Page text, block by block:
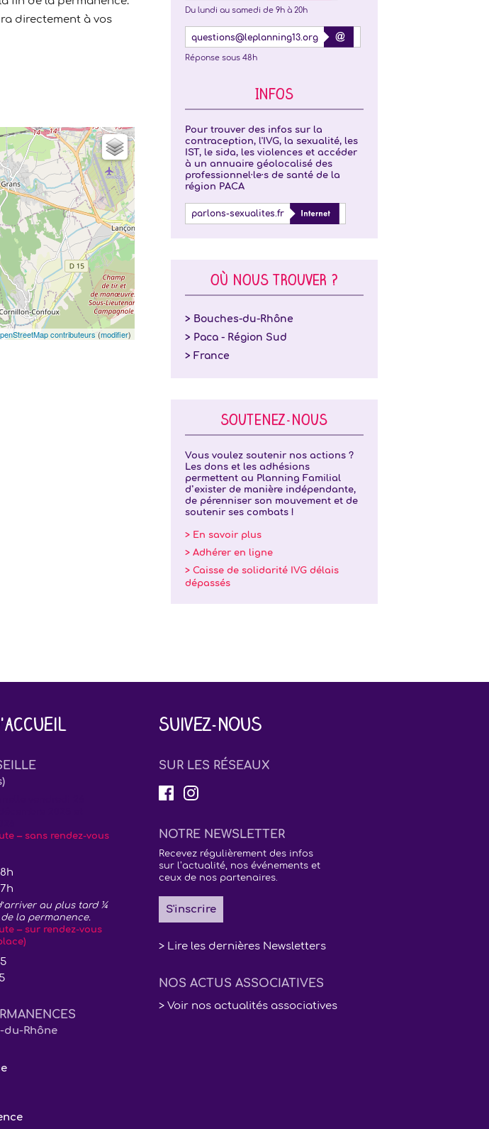
directement à vos
contributeurs (modifier)
Du lundi au samedi de 9h à 20h
questions@leplanning13.org
Réponse sous 48h
INFOS
Pour trouver des infos sur la
contraception, l'IVG, la sexualité, les
IST, le sida, les violences et accéder
à un annuaire géolocalisé des
professionnel·le·s de santé de la
région PACA
parlons-sexualites.fr
OÙ NOUS TROUVER ?
> Bouches-du-Rhône
> Paca - Région Sud
> France
SOUTENEZ-NOUS
Vous voulez soutenir nos actions ?
Les dons et les adhésions
permettent au Planning Familial
d’exister de manière indépendante,
de pérenniser son mouvement et de
soutenir ses combats !
> En savoir plus
> Adhérer en ligne
> Caisse de solidarité IVG délais
dépassés
– sans rendez-vous
au plus tard ¼
la permanence.
– sur rendez-vous
du-Rhône
Suivez-nous
SUR LES RÉSEAUX
NOTRE NEWSLETTER
Recevez régulièrement des infos
sur l’actualité, nos événements et
ceux de nos partenaires.
S'inscrire
> Lire les dernières Newsletters
NOS ACTUS ASSOCIATIVES
> Voir nos actualités associatives